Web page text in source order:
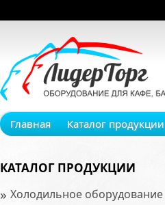
Главная Каталог продукции
КАТАЛОГ ПРОДУКЦИИ
» Холодильное оборудование